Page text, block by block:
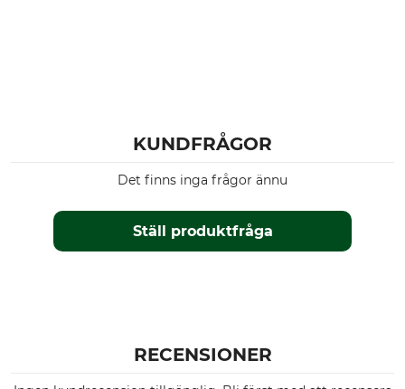
KUNDFRÅGOR
Ställ produktfråga
Det finns inga frågor ännu
RECENSIONER